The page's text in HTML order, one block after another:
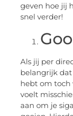
geven hoe jij
snel verder!
Als jij per
belangrijk
hebt om toch
voelt
aan om je